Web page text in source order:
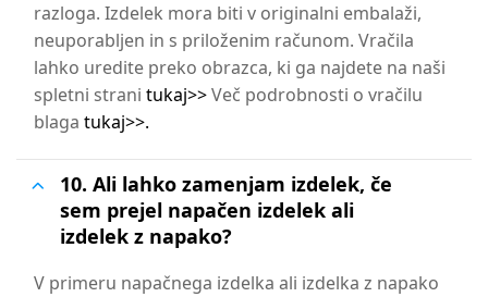
razloga. Izdelek mora biti v originalni embalaži,
neuporabljen in s priloženim računom. Vračila
lahko uredite preko obrazca, ki ga najdete na naši
spletni strani tukaj>>Več podrobnosti o vračilu
blaga tukaj>>.
10. Ali lahko zamenjam izdelek, če
sem prejel napačen izdelek ali
izdelek z napako?
V primeru napačnega izdelka ali izdelka z napako